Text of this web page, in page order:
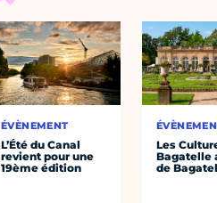
ÉVÈNEMENT
L’Été du Canal
revient pour une
19ème édition
Les
Bagatelle
de